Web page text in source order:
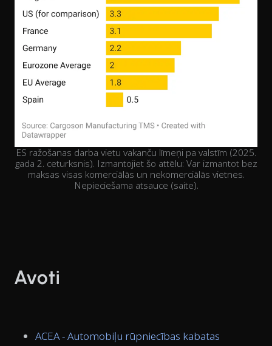
ES ražošanas darba vietu vakanču līmeņi pa valstīm (2025.
gada 2. ceturksnis). Izmantojiet šo attēlu: Var izmantot bez
maksas visas komerciālās un nekomerciālās vietnes.
Nepieciešama atsauce (saite).
Avoti
ACEA - Automobiļu rūpniecības kabatas